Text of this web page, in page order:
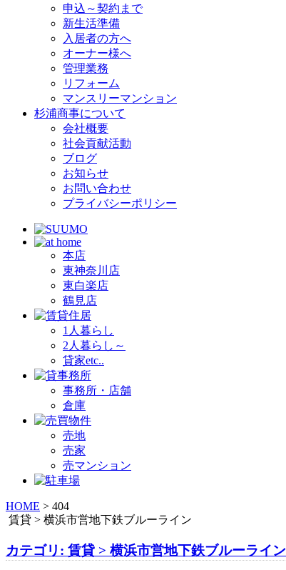
申込～契約まで
新生活準備
入居者の方へ
オーナー様へ
管理業務
リフォーム
マンスリーマンション
杉浦商事について
会社概要
社会貢献活動
ブログ
お知らせ
お問い合わせ
プライバシーポリシー
本店
東神奈川店
東白楽店
鶴見店
1人暮らし
2人暮らし～
貸家etc..
事務所・店舗
倉庫
売地
売家
売マンション
HOME > 404
賃貸 > 横浜市営地下鉄ブルーライン
カテゴリ: 賃貸 > 横浜市営地下鉄ブルーライン